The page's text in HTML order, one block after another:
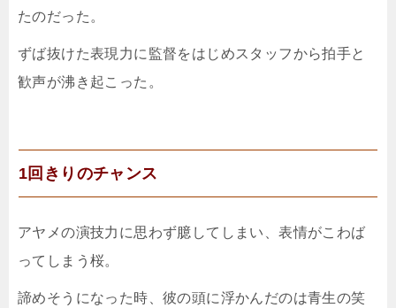
たのだった。
ずば抜けた表現力に監督をはじめスタッフから拍手と
歓声が沸き起こった。
1回きりのチャンス
アヤメの演技力に思わず臆してしまい、表情がこわば
ってしまう桜。
諦めそうになった時、彼の頭に浮かんだのは青生の笑